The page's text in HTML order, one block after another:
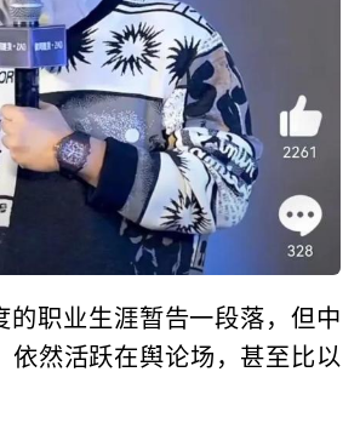
的职业生涯暂告一段落，但中
然活跃在舆论场，甚至比以